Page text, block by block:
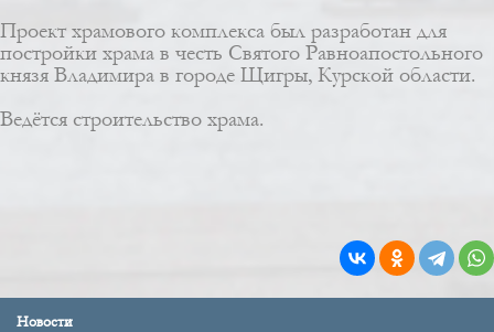
Проект храмового комплекса был разработан для
постройки храма в честь Святого Равноапостольного
князя Владимира в городе Щигры, Курской области.
Ведётся строительство храма.
Новости